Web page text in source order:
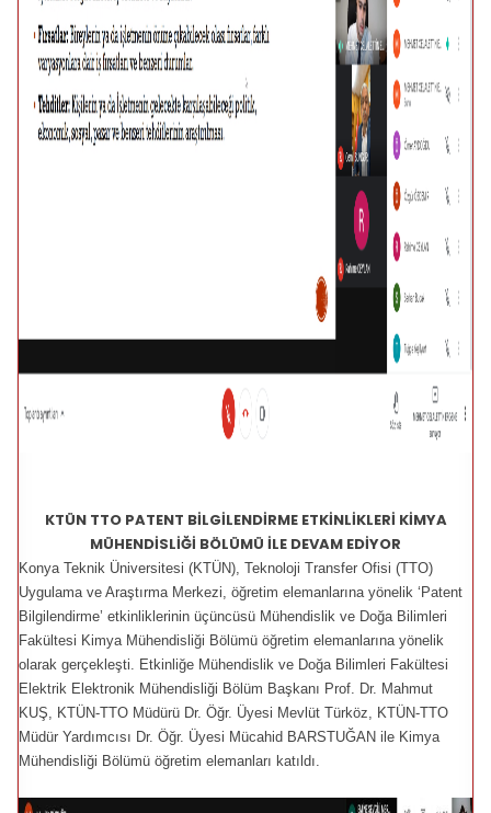
KTÜN TTO PATENT BİLGİLENDİRME ETKİNLİKLERİ KİMYA
MÜHENDİSLİĞİ BÖLÜMÜ İLE DEVAM EDİYOR
Konya Teknik Üniversitesi (KTÜN), Teknoloji Transfer Ofisi (TTO)
Uygulama ve Araştırma Merkezi, öğretim elemanlarına yönelik ‘Patent
Bilgilendirme’ etkinliklerinin üçüncüsü Mühendislik ve Doğa Bilimleri
Fakültesi Kimya Mühendisliği Bölümü öğretim elemanlarına yönelik
olarak gerçekleşti. Etkinliğe Mühendislik ve Doğa Bilimleri Fakültesi
Elektrik Elektronik Mühendisliği Bölüm Başkanı Prof. Dr. Mahmut
KUŞ, KTÜN-TTO Müdürü Dr. Öğr. Üyesi Mevlüt Türköz, KTÜN-TTO
Müdür Yardımcısı Dr. Öğr. Üyesi Mücahid BARSTUĞAN ile Kimya
Mühendisliği Bölümü öğretim elemanları katıldı.